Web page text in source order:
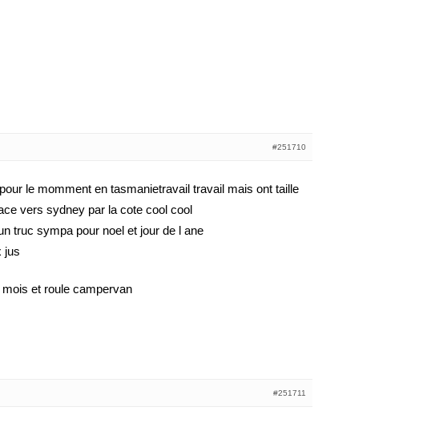
#251710
le momment en tasmanietravail travail mais ont taille
vers sydney par la cote cool cool
truc sympa pour noel et jour de l ane
jus
et roule campervan
#251711